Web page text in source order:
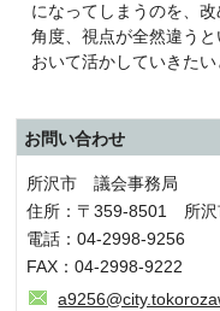
になってしまうのを、
角度、視点が全然違う
おいて活かしていきたい
お問い合わせ
所沢市 議会事務局
住所：〒359-8501 所
電話：04-2998-9256
FAX：04-2998-9222